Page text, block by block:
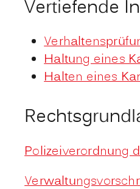
Vertiefende
Haltung eines
Halten eines
Polizeiverordnung